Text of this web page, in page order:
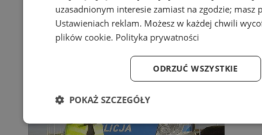
uzasadnionym interesie zamiast na zgodzie; masz
Ustawieniach reklam. Możesz w każdej chwili
plików cookie. Polityka prywatności
ODRZUĆ WSZYSTKIE
POKAŻ SZCZEGÓŁY
Niezbędne Wydajność Targetowanie